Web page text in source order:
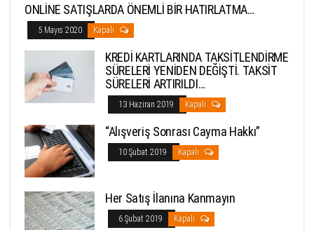
ONLİNE SATIŞLARDA ÖNEMLİ BİR HATIRLATMA…
5 Mayıs 2020 Kapalı
KREDİ KARTLARINDA TAKSİTLENDİRME
SÜRELERİ YENİDEN DEĞİŞTİ. TAKSİT
SÜRELERİ ARTIRILDI…
13 Haziran 2019 Kapalı
“Alışveriş Sonrası Cayma Hakkı”
10 Şubat 2019 Kapalı
Her Satış İlanına Kanmayın
6 Şubat 2019 Kapalı